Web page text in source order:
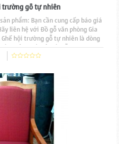
trường gỗ tự nhiên
phẩm: Bạn cần cung cấp báo giá
liên hệ với Đồ gỗ văn phòng Gia
hội trường gỗ tự nhiên là dòng
và sản xuất bởi Đồ gỗ Văn phòng
xuất hoàn toàn thủ công mẫu mã